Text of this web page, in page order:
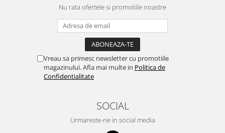
Nu rata ofertele si promotiile noastre
Vreau sa primesc newsletter cu promotiile
magazinului. Afla mai multe in Politica de
Confidentialitate
SOCIAL
Urmareste-ne in social media